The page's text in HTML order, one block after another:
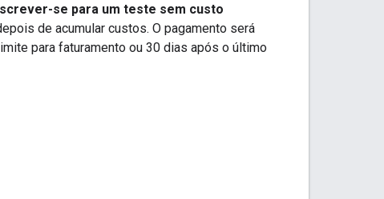
se para um teste sem custo
de acumular custos. O pagamento será
para faturamento ou 30 dias após o último